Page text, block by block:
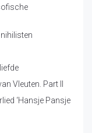
Vleuten. Part II
‘Hansje Pansje